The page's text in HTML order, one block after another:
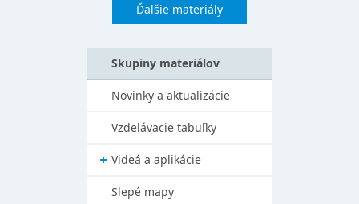
Ďalšie materiály
Skupiny materiálov
Novinky a aktualizácie
Vzdelávacie tabuľky
Videá a aplikácie
Slepé mapy